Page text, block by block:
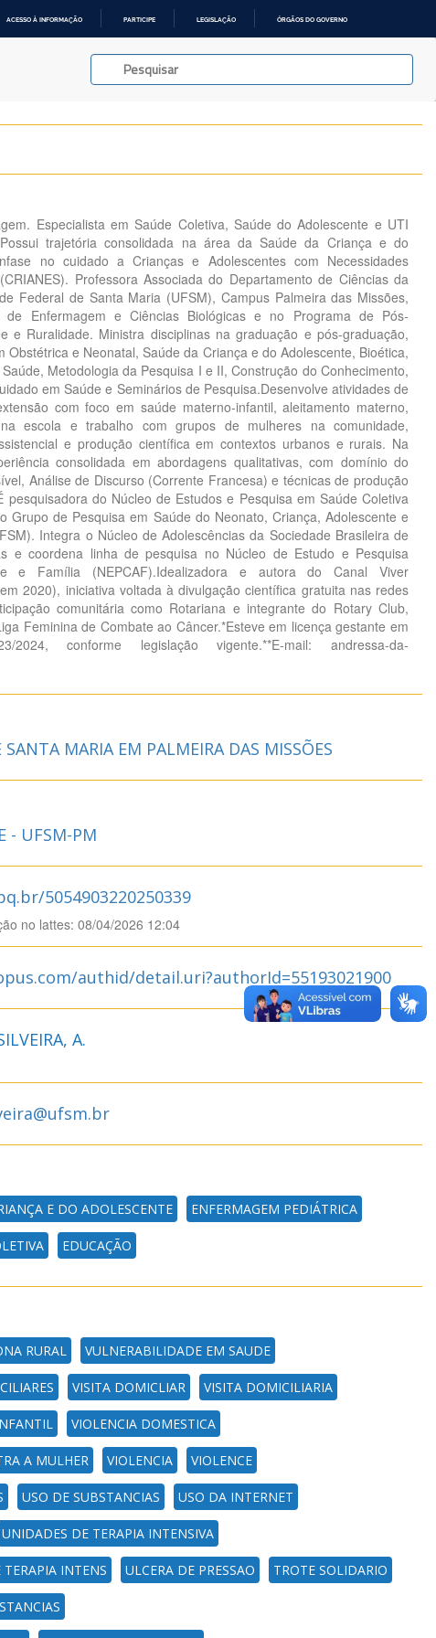
ACESSO À INFORMAÇÃO PARTICIPE LEGISLAÇÃO ÓRGÃOS DO GOVERNO
Especialista em Saúde Coletiva, Saúde do Adolescente e UTI
Possui trajetória consolidada na área da Saúde da Criança e do
no cuidado a Crianças e Adolescentes com Necessidades
Professora Associada do Departamento de Ciências da
Federal de Santa Maria (UFSM), Campus Palmeira das Missões,
de Enfermagem e Ciências Biológicas e no Programa de Pós-
e Ruralidade. Ministra disciplinas na graduação e pós-graduação,
Obstétrica e Neonatal, Saúde da Criança e do Adolescente, Bioética,
Metodologia da Pesquisa I e II, Construção do Conhecimento,
em Saúde e Seminários de Pesquisa.Desenvolve atividades de
com foco em saúde materno-infantil, aleitamento materno,
escola e trabalho com grupos de mulheres na comunidade,
e produção científica em contextos urbanos e rurais. Na
consolidada em abordagens qualitativas, com domínio do
Análise de Discurso (Corrente Francesa) e técnicas de produção
pesquisadora do Núcleo de Estudos e Pesquisa em Saúde Coletiva
Grupo de Pesquisa em Saúde do Neonato, Criança, Adolescente e
Integra o Núcleo de Adolescências da Sociedade Brasileira de
e coordena linha de pesquisa no Núcleo de Estudo e Pesquisa
e Família (NEPCAF).Idealizadora e autora do Canal Viver
2020), iniciativa voltada à divulgação científica gratuita nas redes
comunitária como Rotariana e integrante do Rotary Club,
Feminina de Combate ao Câncer.*Esteve em licença gestante em
2024, conforme legislação vigente.**E-mail: andressa-da-
MARIA EM PALMEIRA DAS MISSÕES
- UFSM-PM
5054903220250339
no lattes: 08/04/2026 12:04
authid/detail.uri?authorId=55193021900
A.
E DO ADOLESCENTE ENFERMAGEM PEDIÁTRICA
EDUCAÇÃO
RURAL VULNERABILIDADE EM SAUDE
VISITA DOMICLIAR VISITA DOMICILIARIA
VIOLENCIA DOMESTICA
A MULHER VIOLENCIA VIOLENCE
USO DE SUBSTANCIAS USO DA INTERNET
UNIDADES DE TERAPIA INTENSIVA
INTENS ULCERA DE PRESSAO TROTE SOLIDARIO